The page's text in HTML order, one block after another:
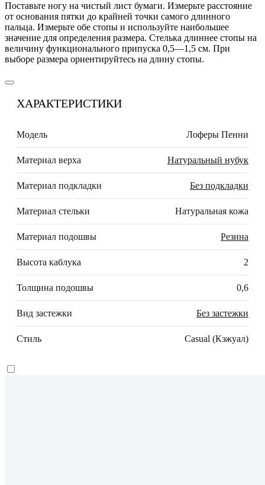
Поставьте ногу на чистый лист бумаги. Измерьте расстояние
от основания пятки до крайней точки самого длинного
пальца. Измерьте обе стопы и используйте наибольшее
значение для определения размера. Стелька длиннее стопы на
величину функционального припуска 0,5—1,5 см. При
выборе размера ориентируйтесь на длину стопы.
ХАРАКТЕРИСТИКИ
Модель Лоферы Пенни
Материал верха Натуральный нубук
Материал подкладки Без подкладки
Материал стельки Натуральная кожа
Материал подошвы Резина
Высота каблука 2
Толщина подошвы 0,6
Вид застежки Без застежки
Стиль Casual (Кэжуал)